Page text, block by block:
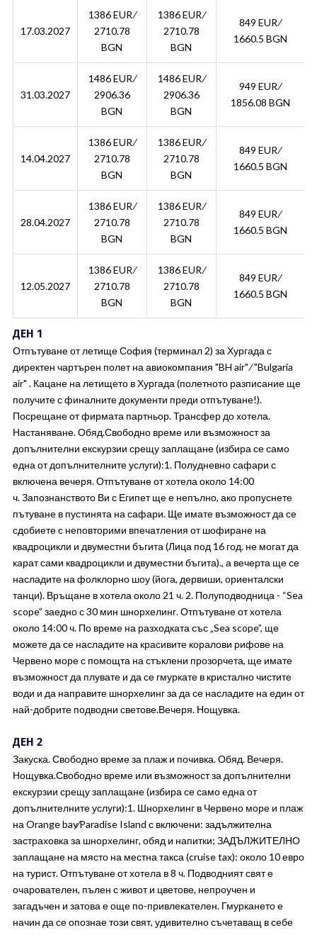
17.03.2027
1386 EUR ∕
2710.78
BGN
1386 EUR ∕
2710.78
BGN
849 EUR ∕
1660.5 BGN
31.03.2027
1486 EUR ∕
2906.36
BGN
1486 EUR ∕
2906.36
BGN
949 EUR ∕
1856.08 BGN
14.04.2027
1386 EUR ∕
2710.78
BGN
1386 EUR ∕
2710.78
BGN
849 EUR ∕
1660.5 BGN
28.04.2027
1386 EUR ∕
2710.78
BGN
1386 EUR ∕
2710.78
BGN
849 EUR ∕
1660.5 BGN
12.05.2027
1386 EUR ∕
2710.78
BGN
1386 EUR ∕
2710.78
BGN
849 EUR ∕
1660.5 BGN
ДЕН 1
Отпътуване от летище София (терминал 2) за Хургада с
директен чартърен полет на авиокомпания "BH air" ∕ "Bulgaria
air" . Кацане на летището в Хургада (полетното разписание ще
получите с финалните документи преди отпътуване!).
Посрещане от фирмата партньор. Трансфер до хотела.
Настаняване. Обяд.Свободно време или възможност за
допълнителни екскурзии срещу заплащане (избира се само
една от допълнителните услуги):1. Полудневно сафари с
включена вечеря. Отпътуване от хотела около 14:00
ч. Запознанството Ви с Египет ще е непълно, ако пропуснете
пътуване в пустинята на сафари. Ще имате възможност да се
сдобиете с неповторими впечатления от шофиране на
квадроцикли и двуместни бъгита (Лица под 16 год. не могат да
карат сами квадроцикли и двуместни бъгита)., а вечерта ще се
насладите на фолклорно шоу (йога, дервиши, ориенталски
танци). Връщане в хотела около 21 ч. 2. Полуподводница - “Sea
scope” заедно с 30 мин шнорхелинг. Отпътуване от хотела
около 14:00 ч. По време на разходката със „Sea scope”, ще
можете да се насладите на красивите коралови рифове на
Червено море с помощта на стъклени прозорчета, ще имате
възможност да плувате и да се гмуркате в кристално чистите
води и да направите шнорхелинг за да се насладите на един от
най-добрите подводни светове.Вечеря. Нощувка.
ДЕН 2
Закуска. Свободно време за плаж и почивка. Обяд. Вечеря.
Нощувка.Свободно време или възможност за допълнителни
екскурзии срещу заплащане (избира се само една от
допълнителните услуги):1. Шнорхелинг в Червено море и плаж
на Orange bay∕Paradise Island с включени: задължителна
застраховка за шнорхелинг, обяд и напитки; ЗАДЪЛЖИТЕЛНО
заплащане на място на местна такса (cruise tax): около 10 евро
на турист. Отпътуване от хотела в 8 ч. Подводният свят е
очарователен, пълен с живот и цветове, непроучен и
загадъчен и затова е още по-привлекателен. Гмуркането е
начин да се опознае този свят, удивително съчетаващ в себе